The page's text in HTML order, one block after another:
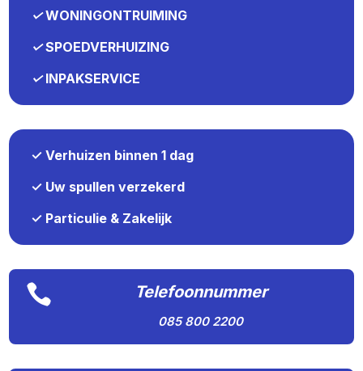
✓WONINGONTRUIMING
✓SPOEDVERHUIZING
✓INPAKSERVICE
✓ Verhuizen binnen 1 dag
✓ Uw spullen verzekerd
✓ Particulie & Zakelijk
 Telefoonnummer
085 800 2200